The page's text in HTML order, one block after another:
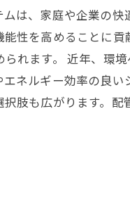
は、家庭や企業の快
性を高めることに
れます。 近年、環
ネルギー効率の良い
肢も広がります。配